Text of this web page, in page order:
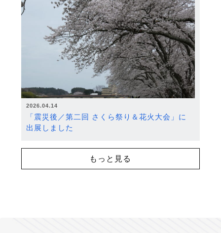
2026.04.14
「震災後／第二回 さくら祭り＆花火大会」に
出展しました
もっと見る